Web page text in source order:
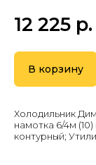
12 225 р.
В корзину
Холодильник
намотка 6/4м
контурный;